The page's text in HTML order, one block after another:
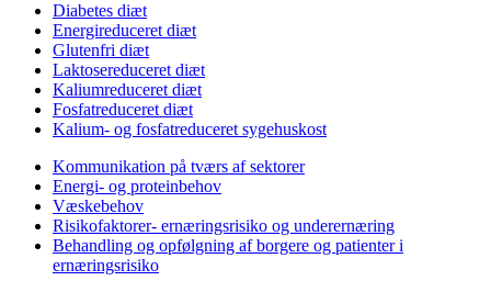
Diabetes diæt
Energireduceret diæt
Glutenfri diæt
Laktosereduceret diæt
Kaliumreduceret diæt
Fosfatreduceret diæt
Kalium- og fosfatreduceret sygehuskost
Kommunikation på tværs af sektorer
Energi- og proteinbehov
Væskebehov
Risikofaktorer- ernæringsrisiko og underernæring
Behandling og opfølgning af borgere og patienter i
ernæringsrisiko